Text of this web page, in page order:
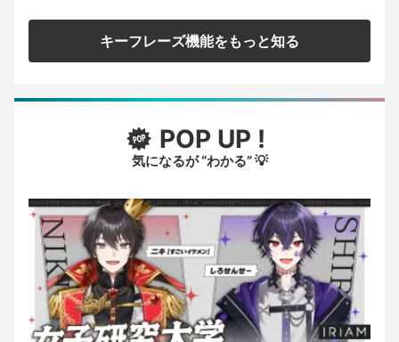
キーフレーズ機能をもっと知る
POP UP !
気になるが “わかる” 💡